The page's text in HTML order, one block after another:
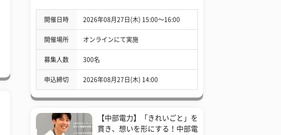
開催日時 2026年08月27日(木) 15:00〜16:00
開催場所 オンラインにて実施
募集人数 300名
申込締切 2026年08月27日(木) 14:00
【中部電力】「きれいごと」を
貫き、想いを形にする！中部電